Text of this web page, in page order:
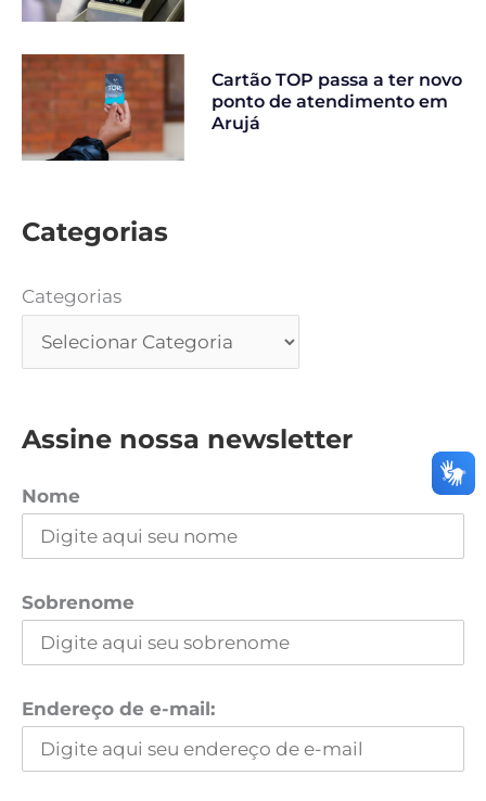
Cartão TOP passa a ter novo
ponto de atendimento em
Arujá
Categorias
Categorias
Assine nossa newsletter
Nome
Sobrenome
Endereço de e-mail: